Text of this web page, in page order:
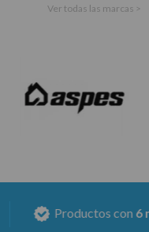
Ver todas las marcas >
Productos con6